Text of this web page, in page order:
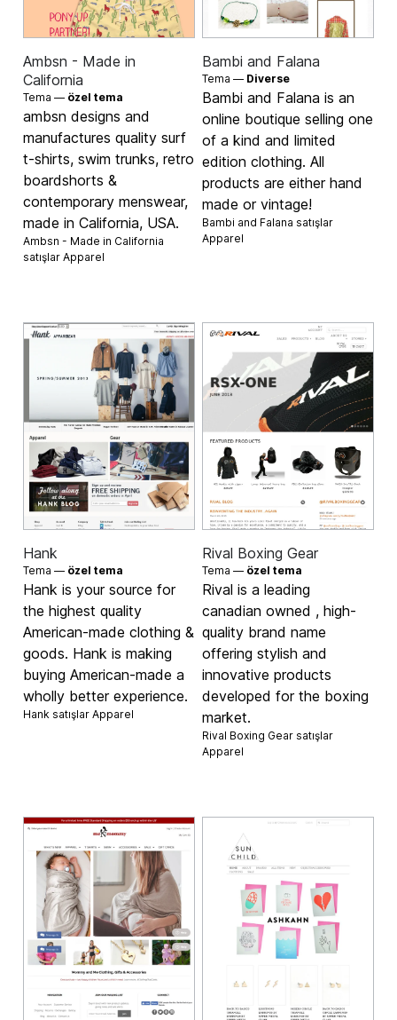
Ambsn - Made in
California
Tema — özel tema
ambsn designs and
manufactures quality surf
t-shirts, swim trunks, retro
boardshorts &
contemporary menswear,
made in California, USA.
Ambsn - Made in California
satışlarApparel
Bambi and Falana
Tema — Diverse
Bambi and Falana is an
online boutique selling one
of a kind and limited
edition clothing. All
products are either hand
made or vintage!
Bambi and Falana satışlar
Apparel
Hank
Tema — özel tema
Hank is your source for
the highest quality
American-made clothing &
goods. Hank is making
buying American-made a
wholly better experience.
Hank satışlarApparel
Rival Boxing Gear
Tema — özel tema
Rival is a leading
canadian owned , high-
quality brand name
offering stylish and
innovative products
developed for the boxing
market.
Rival Boxing Gear satışlar
Apparel